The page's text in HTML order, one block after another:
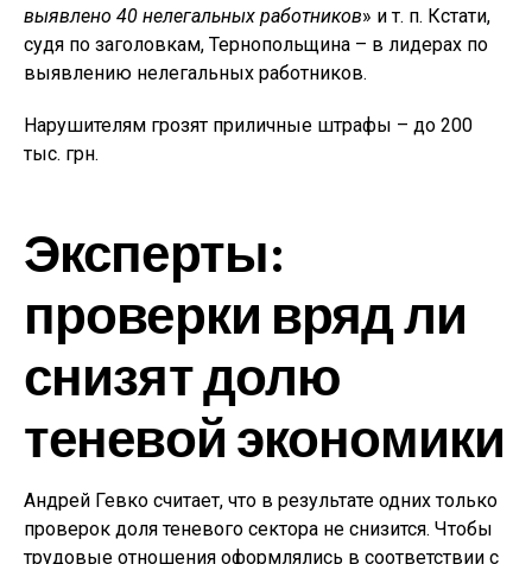
выявлено 40 нелегальных работников» и т. п. Кстати,
судя по заголовкам, Тернопольщина – в лидерах по
выявлению нелегальных работников.
Нарушителям грозят приличные штрафы – до 200
тыс. грн.
Эксперты:
проверки вряд ли
снизят долю
теневой экономики
Андрей Гевко считает, что в результате одних только
проверок доля теневого сектора не снизится. Чтобы
трудовые отношения оформлялись в соответствии с